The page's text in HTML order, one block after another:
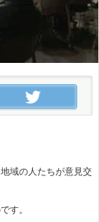
動画をLINEで送る
域の人たちが意見交
す。